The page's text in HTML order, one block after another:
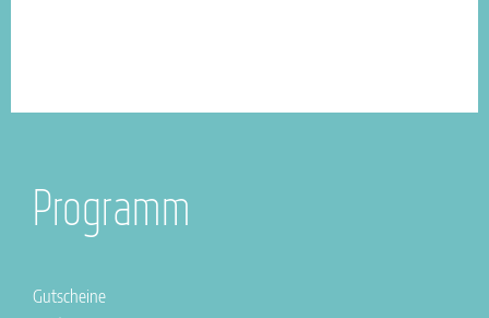
Programm
Gutscheine